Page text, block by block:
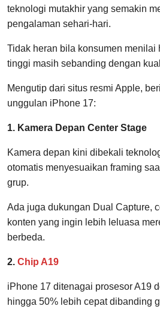
teknologi mutakhir yang semakin
pengalaman sehari-hari.
Tidak heran bila konsumen menilai
tinggi masih sebanding dengan
Mengutip dari situs resmi Apple,
unggulan iPhone 17:
1. Kamera Depan Center Stage
Kamera depan kini dibekali
otomatis menyesuaikan framing
grup.
Ada juga dukungan Dual Capture,
konten yang ingin lebih leluasa
berbeda.
2. Chip A19
iPhone 17 ditenagai prosesor A19
hingga 50% lebih cepat dibanding